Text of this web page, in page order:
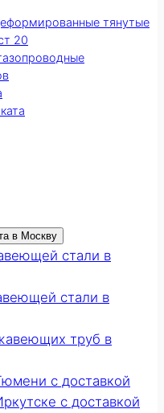
тянутые
20
в Москву
стали в
стали в
труб в
с доставкой
с доставкой